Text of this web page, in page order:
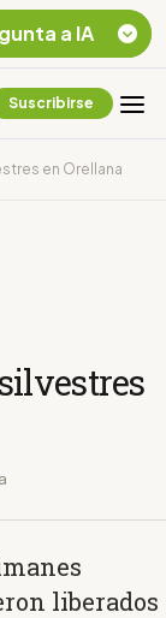
Suscribirse
en Orellana
liberados
a IA
Ecuador